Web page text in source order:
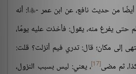
من حديث نافع، عن ابن عمر -ا: أنه
حتى يفرغ منه، يقول: فأخذت عليه يومًا،
إلى مكان؛ قال: تدري فيم أنزلت؟ قلت:
ثم مضى[17]
، يعني: ليس بسبب النزول،